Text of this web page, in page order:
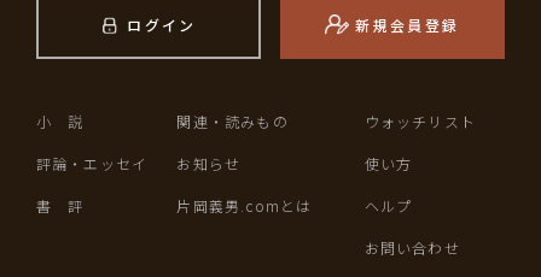
ログイン 新規会員登録
小 説
評論・エッセイ
書 評
関連・読みもの
お知らせ
片岡義男.comとは
ウォッチリスト
使い方
ヘルプ
お問い合わせ